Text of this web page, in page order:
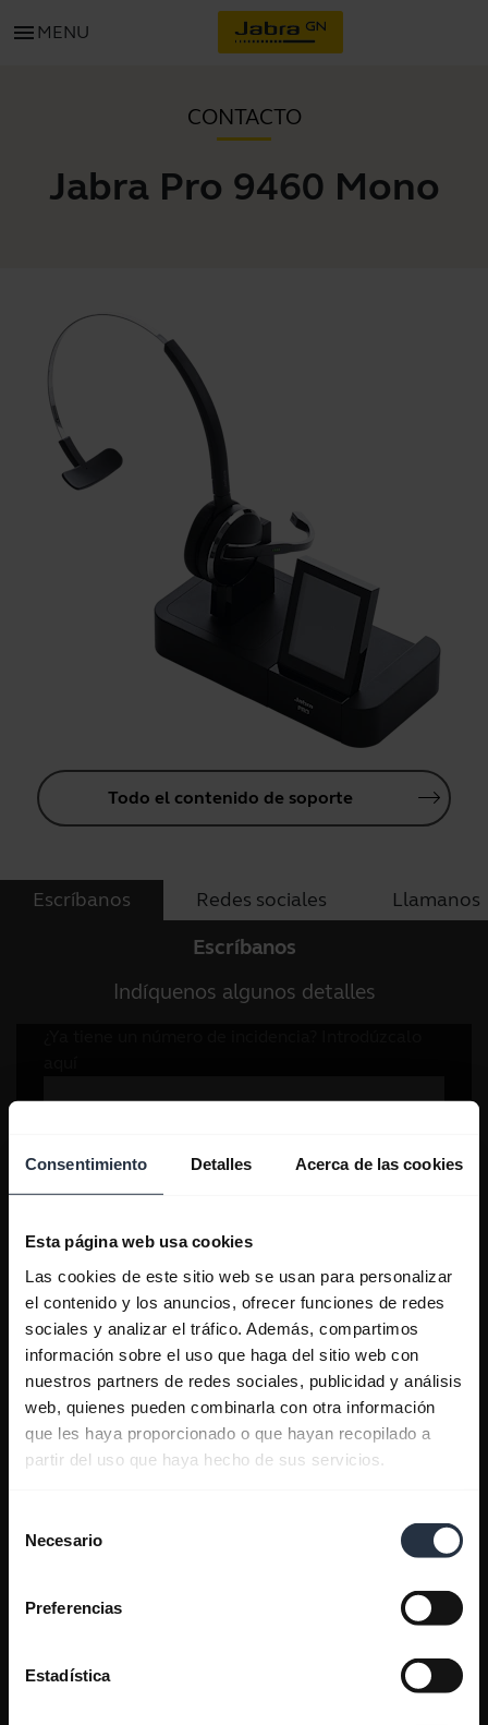
Consentimiento Detalles Acerca de las cookies
Esta página web usa cookies
Las cookies de este sitio web se usan para personalizar
el contenido y los anuncios, ofrecer funciones de redes
sociales y analizar el tráfico. Además, compartimos
información sobre el uso que haga del sitio web con
nuestros partners de redes sociales, publicidad y análisis
web, quienes pueden combinarla con otra información
que les haya proporcionado o que hayan recopilado a
partir del uso que haya hecho de sus servicios.
Necesario
Preferencias
Estadística
menu MENU
CONTACTO
Jabra Pro 9460 Mono
Todo el contenido de soporte
Escríbanos Redes sociales Llamanos
Escríbanos
Indíquenos algunos detalles